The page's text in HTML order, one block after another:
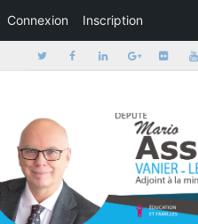
Connexion Inscription